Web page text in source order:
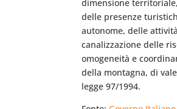
dimensione
delle presenze
autonome, delle
canalizzazione delle
omogeneità e
della montagna, di
legge 97/1994.